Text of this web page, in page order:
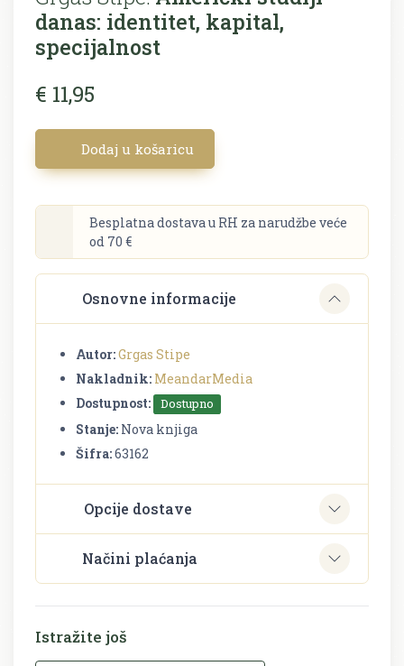
danas: identitet, kapital,
specijalnost
€ 11,95
Dodaj u košaricu
Besplatna dostava u RH za narudžbe veće
od 70 €
Osnovne informacije
Autor:Grgas Stipe
Nakladnik: MeandarMedia
Dostupnost:
Dostupno
Stanje: Nova knjiga
Šifra:63162
Opcije dostave
Načini plaćanja
Istražite još